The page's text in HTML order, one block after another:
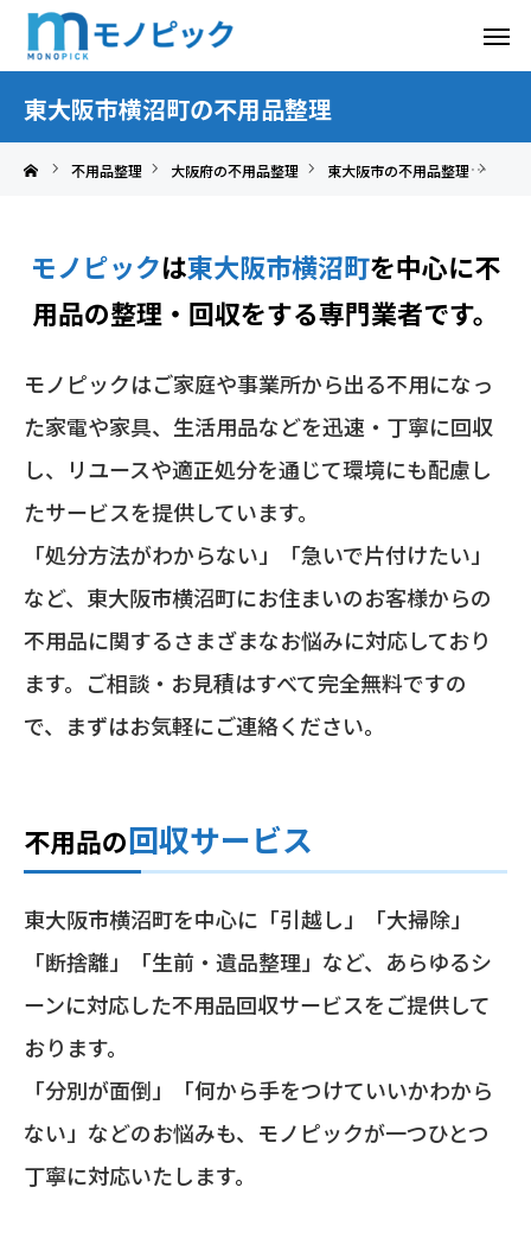
東大阪市横沼町の不用品整理
不用品整理 大阪府の不用品整理 東大阪市の不用品整理
モノピックは東大阪市横沼町を中心に不
用品の整理・回収をする専門業者です。
モノピックはご家庭や事業所から出る不用になっ
た家電や家具、生活用品などを迅速・丁寧に回収
し、リユースや適正処分を通じて環境にも配慮し
たサービスを提供しています。
「処分方法がわからない」「急いで片付けたい」
など、東大阪市横沼町にお住まいのお客様からの
不用品に関するさまざまなお悩みに対応しており
ます。ご相談・お見積はすべて完全無料ですの
で、まずはお気軽にご連絡ください。
不用品の回収サービス
東大阪市横沼町を中心に「引越し」「大掃除」
「断捨離」「生前・遺品整理」など、あらゆるシ
ーンに対応した不用品回収サービスをご提供して
おります。
「分別が面倒」「何から手をつけていいかわから
ない」などのお悩みも、モノピックが一つひとつ
丁寧に対応いたします。